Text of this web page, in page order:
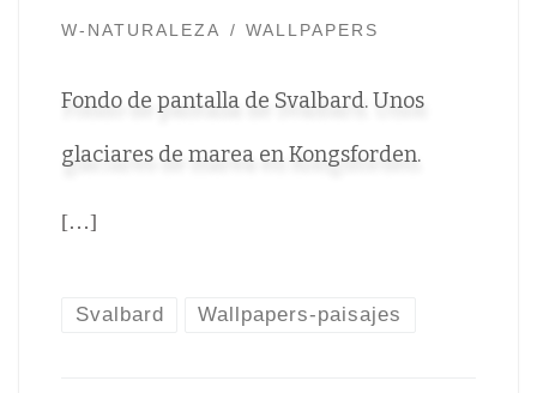
W-NATURALEZA WALLPAPERS
Fondo de pantalla de Svalbard. Unos
glaciares de marea en Kongsforden.
[…]
Svalbard Wallpapers-paisajes